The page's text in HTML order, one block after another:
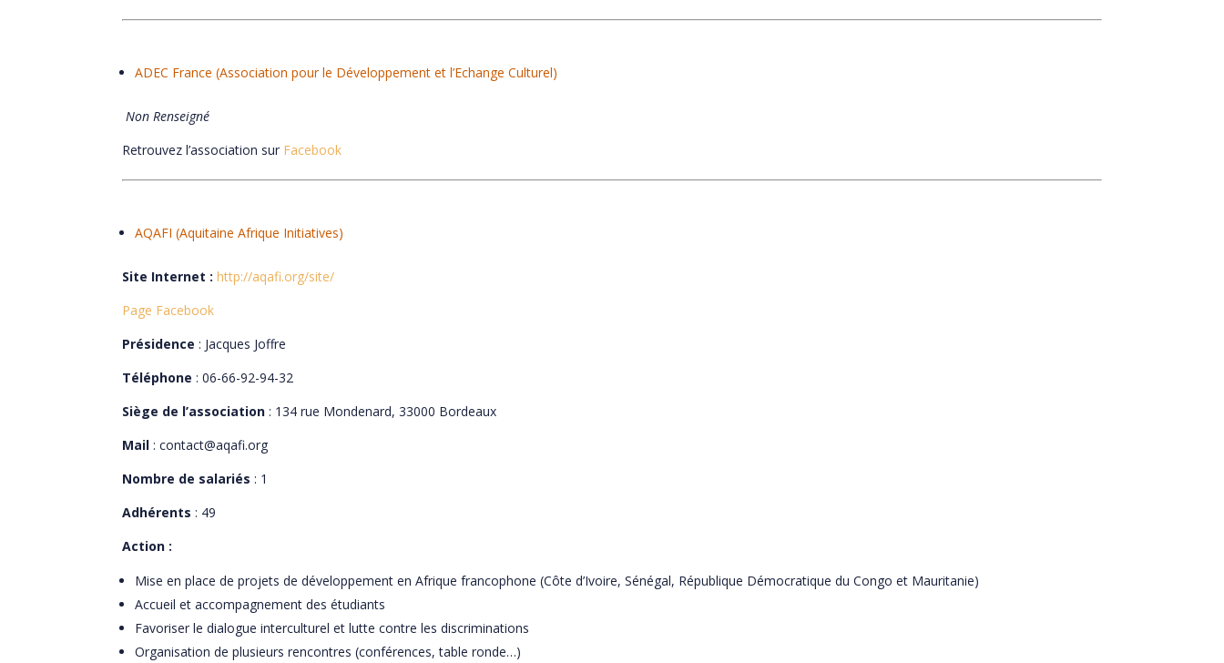
ADEC France (Association pour le Développement et l’Echange Culturel)
Non Renseigné
Retrouvez l’association sur Facebook
AQAFI (Aquitaine Afrique Initiatives)
Site Internet : http://aqafi.org/site/
Page Facebook
Présidence : Jacques Joffre
Téléphone : 06-66-92-94-32
Siège de l’association : 134 rue Mondenard, 33000 Bordeaux
Mail : contact@aqafi.org
Nombre de salariés : 1
Adhérents : 49
Action :
Mise en place de projets de développement en Afrique francophone (Côte d’Ivoire, Sénégal, République Démocratique du Congo et Mauritanie)
Accueil et accompagnement des étudiants
Favoriser le dialogue interculturel et lutte contre les discriminations
Organisation de plusieurs rencontres (conférences, table ronde…)